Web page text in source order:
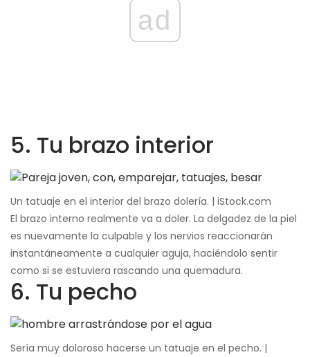
ad
5. Tu brazo interior
Un tatuaje en el interior del brazo dolería. | iStock.com
El brazo interno realmente va a doler. La delgadez de la piel
es nuevamente la culpable y los nervios reaccionarán
instantáneamente a cualquier aguja, haciéndolo sentir
como si se estuviera rascando una quemadura.
6. Tu pecho
Sería muy doloroso hacerse un tatuaje en el pecho. |